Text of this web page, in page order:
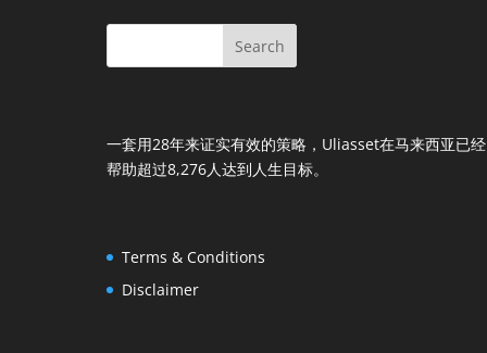
一套用28年来证实有效的策略，Uliasset在马来西亚已经
帮助超过8,276人达到人生目标。
Terms & Conditions
Disclaimer